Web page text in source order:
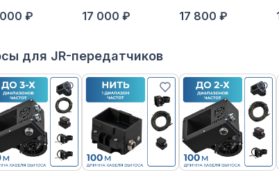
₽ 17 000 ₽ 17 800 ₽
для JR-передатчиков